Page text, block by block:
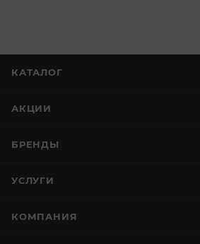
КАТАЛОГ
АКЦИИ
БРЕНДЫ
УСЛУГИ
КОМПАНИЯ